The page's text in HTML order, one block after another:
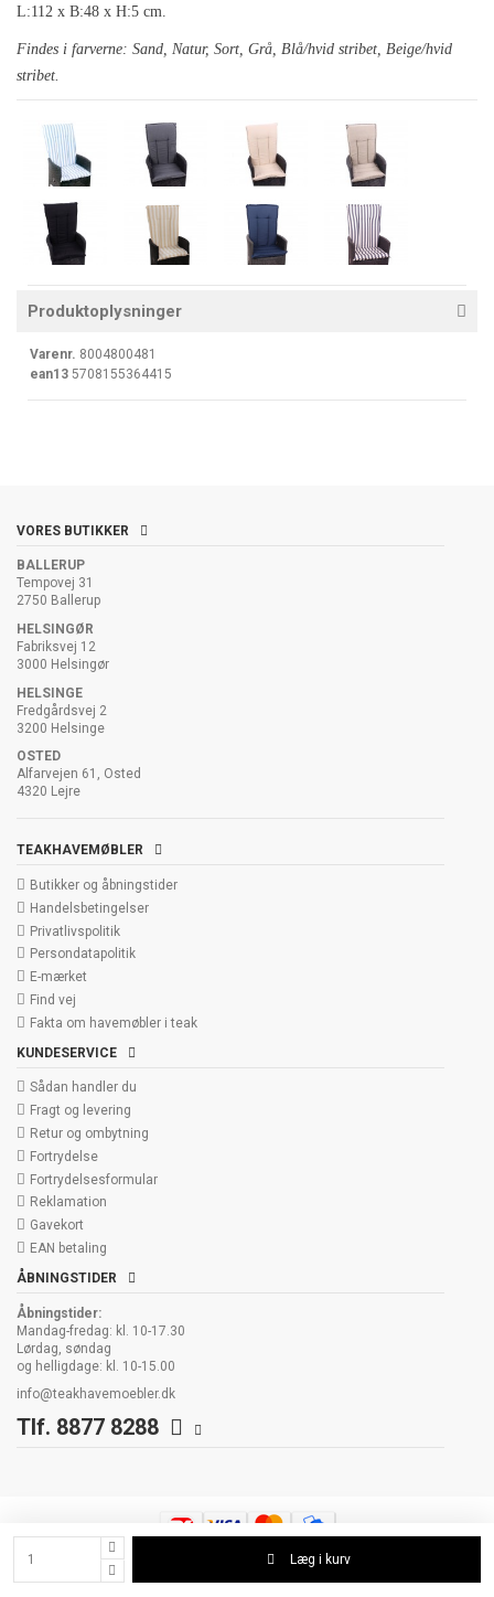
L:112 x B:48 x H:5 cm.
Findes i farverne: Sand, Natur, Sort, Grå, Blå/hvid stribet, Beige/hvid
stribet.
Læg i kurv
Produktoplysninger
Varenr. 8004800481
ean13 5708155364415
VORES BUTIKKER
BALLERUP
Tempovej 31
2750 Ballerup
HELSINGØR
Fabriksvej 12
3000 Helsingør
HELSINGE
Fredgårdsvej 2
3200 Helsinge
OSTED
Alfarvejen 61, Osted
4320 Lejre
TEAKHAVEMØBLER
Butikker og åbningstider
Handelsbetingelser
Privatlivspolitik
Persondatapolitik
E-mærket
Find vej
Fakta om havemøbler i teak
KUNDESERVICE
Sådan handler du
Fragt og levering
Retur og ombytning
Fortrydelse
Fortrydelsesformular
Reklamation
Gavekort
EAN betaling
ÅBNINGSTIDER
Åbningstider:
Mandag-fredag: kl. 10-17.30
Lørdag, søndag
og helligdage: kl. 10-15.00
info@teakhavemoebler.dk
Tlf. 8877 8288
Copyright 2006-2026 Havemøbelland All Rights Reserved. Havemøbelland
ApS. Cvr 19277836